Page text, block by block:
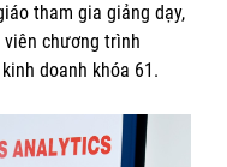
tham gia giảng dạy,
chương trình
doanh khóa 61.